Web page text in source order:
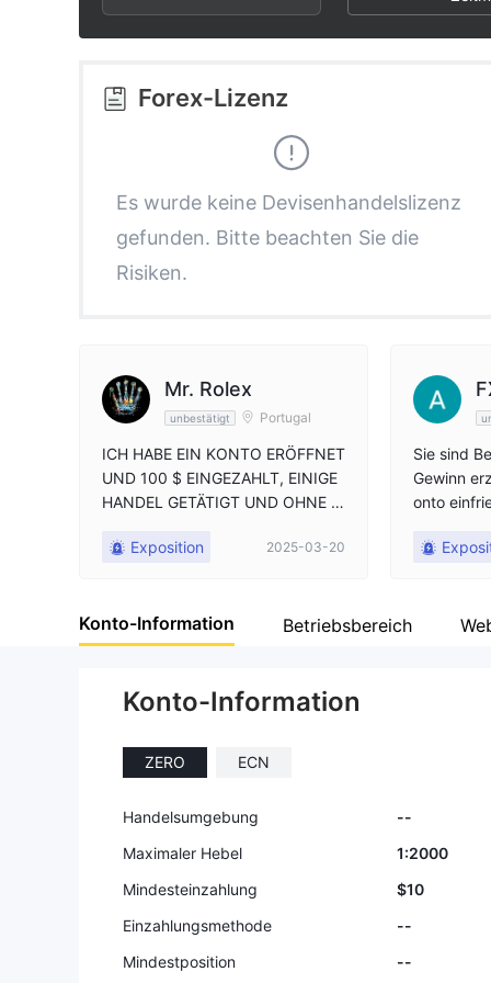
2
3
5
6
8
9
3
4
6
9
Forex-Lizenz
Es wurde keine Devisenhandelslizenz
gefunden. Bitte beachten Sie die
Risiken.
Mr. Rolex
unbestätigt Portugal
ICH HABE EIN KONTO ERÖFFNET
UND 100 $ EINGEZAHLT, EINIGE
HANDEL GETÄTIGT UND OHNE V
WURDE MEIN KONTO GESPERR
Exposition 2025-03-20
Sie sind
Gewinn
onto
Konto-Information Betriebsbereich
Konto-Information
ZERO ECN
Handelsumgebung
--
Maximaler Hebel
1:2000
Mindesteinzahlung
$10
Einzahlungsmethode
--
Mindestposition
--